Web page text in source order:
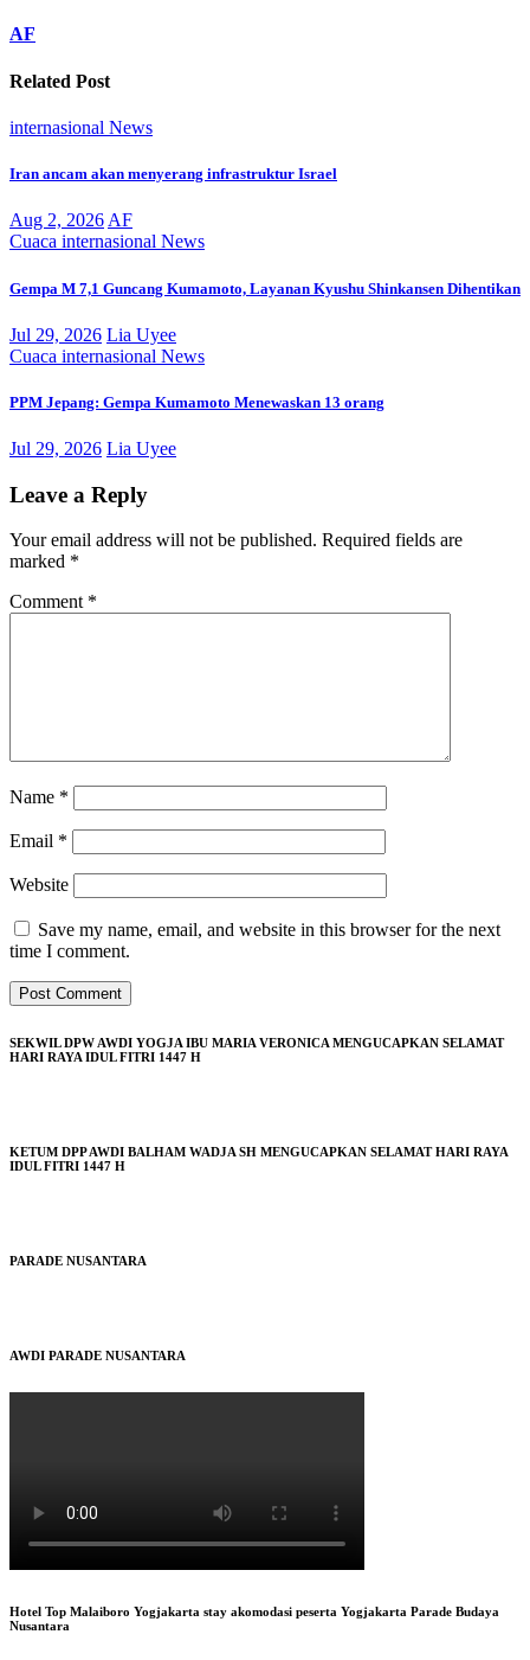
AF
Related Post
internasional News
Iran ancam akan menyerang infrastruktur Israel
Aug 2, 2026 AF
Cuaca internasional News
Gempa M 7,1 Guncang Kumamoto, Layanan Kyushu Shinkansen Dihentikan
Jul 29, 2026 Lia Uyee
Cuaca internasional News
PPM Jepang: Gempa Kumamoto Menewaskan 13 orang
Jul 29, 2026 Lia Uyee
Leave a Reply
Your email address will not be published. Required fields are
marked *
Comment *
Name *
Email *
Website
Save my name, email, and website in this browser for the next
time I comment.
SEKWIL DPW AWDI YOGJA IBU MARIA VERONICA MENGUCAPKAN SELAMAT
HARI RAYA IDUL FITRI 1447 H
KETUM DPP AWDI BALHAM WADJA SH MENGUCAPKAN SELAMAT HARI RAYA
IDUL FITRI 1447 H
PARADE NUSANTARA
AWDI PARADE NUSANTARA
Hotel Top Malaiboro Yogjakarta stay akomodasi peserta Yogjakarta Parade Budaya
Nusantara